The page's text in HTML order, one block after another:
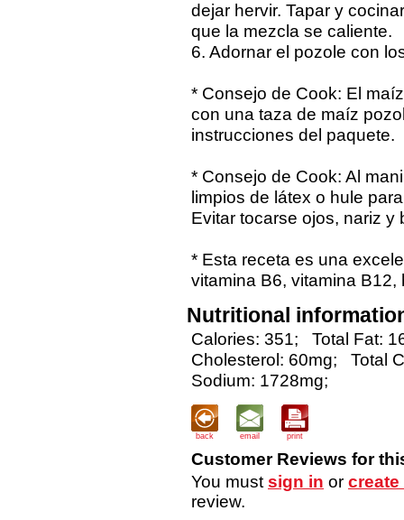
dejar hervir. Tapar y
que la mezcla se caliente.
6. Adornar el pozole con
* Consejo de Cook: El
con una taza de maíz
instrucciones del paquete.
* Consejo de Cook: Al
limpios de látex o hule
Evitar tocarse ojos, nariz y
* Esta receta es una
vitamina B6, vitamina B12,
Nutritional
Calories: 351;
Total Fat:
Cholesterol: 60mg;
Total
Sodium: 1728mg;
back email print
Customer Reviews for
You must sign in or create
review.